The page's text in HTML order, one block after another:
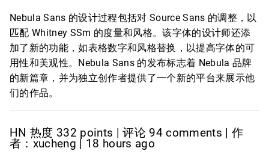
Nebula Sans 的设计过程包括对 Source Sans 的调整，以
匹配 Whitney SSm 的度量和风格。该字体的设计师还添
加了新的功能，如表格数字和风格替换，以提高字体的可
用性和美观性。Nebula Sans 的发布标志着 Nebula 品牌
的新篇章，并为独立创作者提供了一个新的平台来展示他
们的作品。
HN 热度 332 points | 评论 94 comments | 作
者：xucheng | 18 hours ago